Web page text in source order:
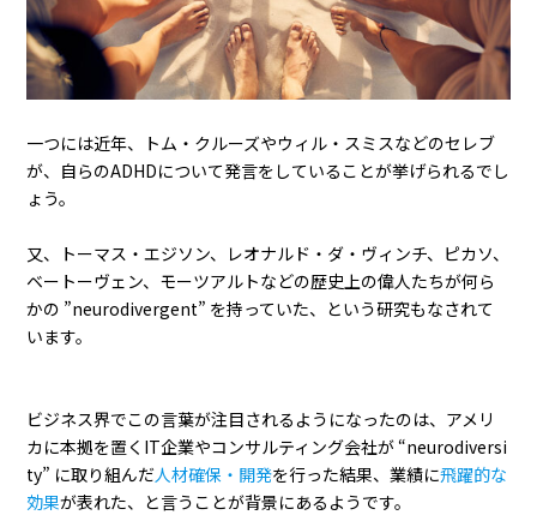
一つには近年、トム・クルーズやウィル・スミスなどのセレブ
が、自らのADHDについて発言をしていることが挙げられるでし
ょう。
又、トーマス・エジソン、レオナルド・ダ・ヴィンチ、ピカソ、
ベートーヴェン、モーツアルトなどの歴史上の偉人たちが何ら
かの ”neurodivergent” を持っていた、という研究もなされて
います。
ビジネス界でこの言葉が注目されるようになったのは、アメリ
カに本拠を置くIT企業やコンサルティング会社が “neurodiversi
ty” に取り組んだ人材確保・開発を行った結果、業績に飛躍的な
効果が表れた、と言うことが背景にあるようです。